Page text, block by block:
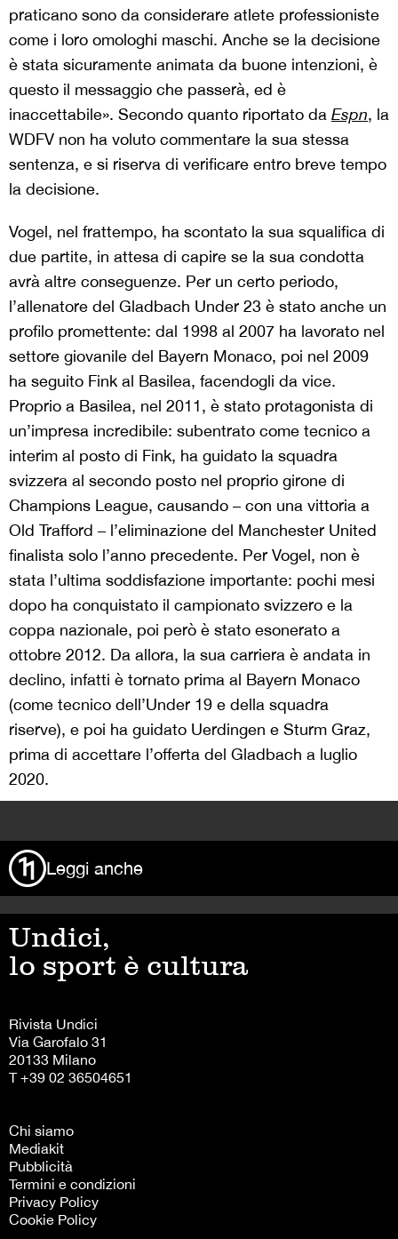
praticano sono da considerare atlete professioniste
come i loro omologhi maschi. Anche se la decisione
è stata sicuramente animata da buone intenzioni, è
questo il messaggio che passerà, ed è
inaccettabile». Secondo quanto riportato da Espn, la
WDFV non ha voluto commentare la sua stessa
sentenza, e si riserva di verificare entro breve tempo
la decisione.
Vogel, nel frattempo, ha scontato la sua squalifica di
due partite, in attesa di capire se la sua condotta
avrà altre conseguenze. Per un certo periodo,
l’allenatore del Gladbach Under 23 è stato anche un
profilo promettente: dal 1998 al 2007 ha lavorato nel
settore giovanile del Bayern Monaco, poi nel 2009
ha seguito Fink al Basilea, facendogli da vice.
Proprio a Basilea, nel 2011, è stato protagonista di
un’impresa incredibile: subentrato come tecnico a
interim al posto di Fink, ha guidato la squadra
svizzera al secondo posto nel proprio girone di
Champions League, causando – con una vittoria a
Old Trafford – l’eliminazione del Manchester United
finalista solo l’anno precedente. Per Vogel, non è
stata l’ultima soddisfazione importante: pochi mesi
dopo ha conquistato il campionato svizzero e la
coppa nazionale, poi però è stato esonerato a
ottobre 2012. Da allora, la sua carriera è andata in
declino, infatti è tornato prima al Bayern Monaco
(come tecnico dell’Under 19 e della squadra
riserve), e poi ha guidato Uerdingen e Sturm Graz,
prima di accettare l’offerta del Gladbach a luglio
2020.
Leggi anche
Undici,
lo sport è cultura
Rivista Undici
Via Garofalo 31
20133 Milano
T +39 02 36504651
Chi siamo
Mediakit
Pubblicità
Termini e condizioni
Privacy Policy
Cookie Policy